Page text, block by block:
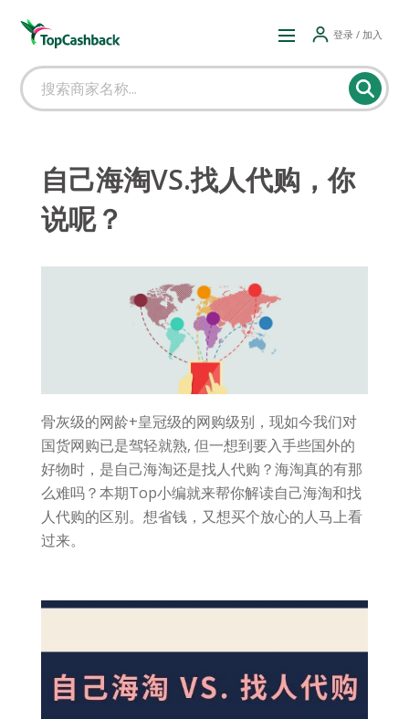
登录 / 加入
自己海淘VS.找人代购，你
说呢？
骨灰级的网龄+皇冠级的网购级别，现如今我们对
国货网购已是驾轻就熟, 但一想到要入手些国外的
好物时，是自己海淘还是找人代购？海淘真的有那
么难吗？本期Top小编就来帮你解读自己海淘和找
人代购的区别。想省钱，又想买个放心的人马上看
过来。